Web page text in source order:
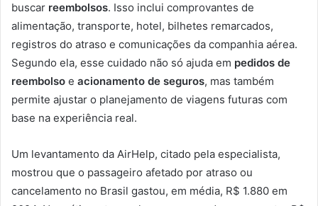
buscar reembolsos. Isso inclui comprovantes de
alimentação, transporte, hotel, bilhetes remarcados,
registros do atraso e comunicações da companhia aérea.
Segundo ela, esse cuidado não só ajuda em pedidos de
reembolso e acionamento de seguros, mas também
permite ajustar o planejamento de viagens futuras com
base na experiência real.
Um levantamento da AirHelp, citado pela especialista,
mostrou que o passageiro afetado por atraso ou
cancelamento no Brasil gastou, em média, R$ 1.880 em